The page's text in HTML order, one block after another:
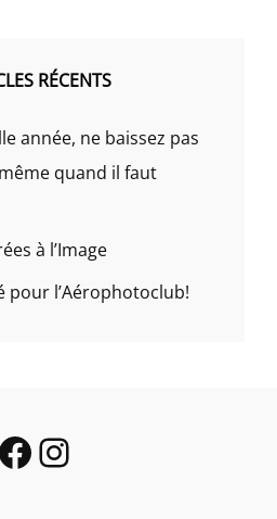
RÉCENTS
année, ne baissez pas
quand il faut
à l’Image
pour l’Aérophotoclub!
Facebook
Instagram